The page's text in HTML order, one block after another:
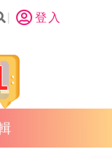
登入